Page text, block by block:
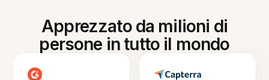
Apprezzato da milioni di
persone in tutto il mondo